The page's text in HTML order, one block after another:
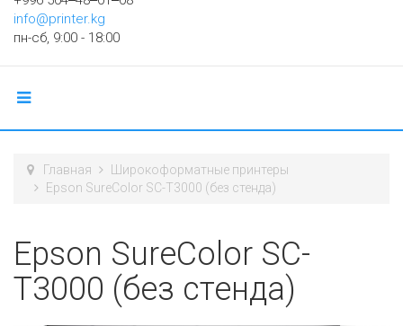
info@printer.kg
пн-сб, 9:00 - 18:00
Главная
Широкоформатные принтеры
Epson SureColor SC-T3000 (без стенда)
Epson SureColor SC-
T3000 (без стенда)